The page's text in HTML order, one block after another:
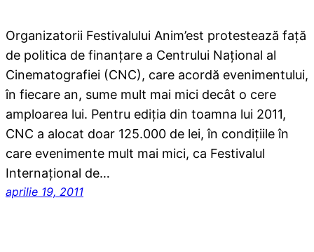
Organizatorii Festivalului Anim’est protestează faţă
de politica de finanţare a Centrului Naţional al
Cinematografiei (CNC), care acordă evenimentului,
în fiecare an, sume mult mai mici decât o cere
amploarea lui. Pentru ediţia din toamna lui 2011,
CNC a alocat doar 125.000 de lei, în condiţiile în
care evenimente mult mai mici, ca Festivalul
Internaţional de…
aprilie 19, 2011